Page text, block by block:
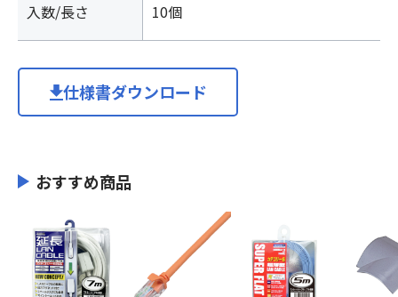
入数/長さ 10個
仕様書ダウンロード
おすすめ商品